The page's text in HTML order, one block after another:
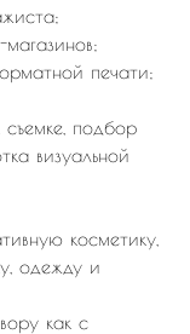
печати;
съемке, подбор
визуальной
косметику,
одежду и
как с